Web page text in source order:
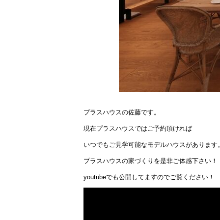
プラスハウスの佐藤です。
現在プラスハウスではご予約頂ければ
いつでもご見学可能なモデルハウスがあります
プラスハウスの家づくりを是非ご体感下さい！
youtubeでも公開してますのでご覧ください！